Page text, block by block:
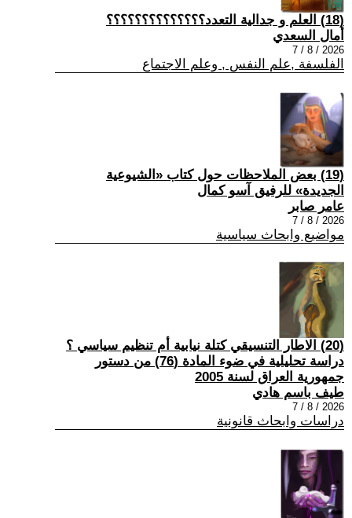
(18) العلم و جدالية التعدد؟؟؟؟؟؟؟؟؟؟؟؟؟؟
أمال السعدي
2026 / 8 / 7
الفلسفة ,علم النفس , وعلم الاجتماع
(19) بعض الملاحظات حول كتاب «الشيوعية
الجديدة» للرفيق آسو كمال
عامر صابر
2026 / 8 / 7
مواضيع وابحاث سياسية
(20) الاطار التنسيقي كتلة نيابية أم تنظيم سياسي ؟
دراسة تحليلية في ضوء المادة (76) من دستور
جمهورية العراق لسنة 2005
طيف باسم هادي
2026 / 8 / 7
دراسات وابحاث قانونية